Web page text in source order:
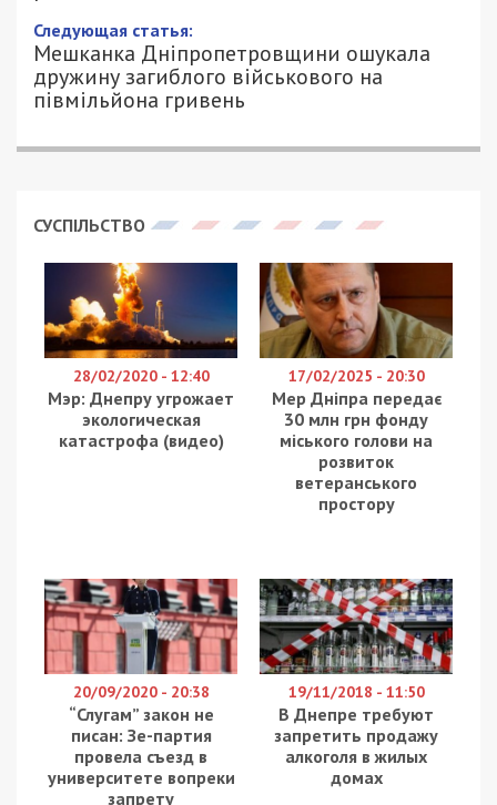
5/01/2024 - 13:00
ПЕТРО ЩУКІН - СПЕЦИАЛЬНО ДЛЯ
49000.COM.UA
931
У Національному агентстві з питань
запобігання корупції (НАЗК) нагадали, що у січні
завершується кампанія декларування за 2021 та
2022 звітні періоди. Про це повідомляє49000
Національне агентство з питань запобігання
2022 звітні періоди.
До кінця місяця потрібно подати:
щорічні декларації (з будь-якою
позначкою) за 2021 та 2022 звітні
періоди;
декларації при звільненні за 2022 та
2023 звітні періоди (якщо обов’язок їх
подання настав до 11.10.2023 включно);